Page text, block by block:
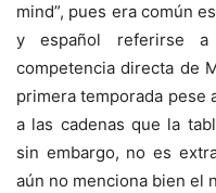
mind”, pues era común
y español referirse
competencia directa de
primera temporada pese
a las cadenas que la
sin embargo, no es
aún no menciona bien el